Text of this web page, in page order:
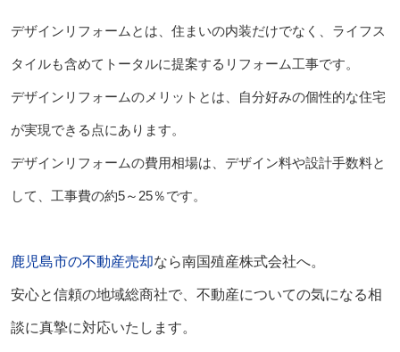
デザインリフォームとは、住まいの内装だけでなく、ライフス
タイルも含めてトータルに提案するリフォーム工事です。
デザインリフォームのメリットとは、自分好みの個性的な住宅
が実現できる点にあります。
デザインリフォームの費用相場は、デザイン料や設計手数料と
して、工事費の約5～25％です。
鹿児島市の不動産売却なら南国殖産株式会社へ。
安心と信頼の地域総商社で、不動産についての気になる相
談に真摯に対応いたします。